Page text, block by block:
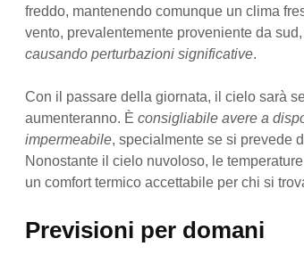
freddo, mantenendo comunque un clima
vento, prevalentemente proveniente da
causando perturbazioni significative.
Con il passare della giornata, il cielo sarà
aumenteranno. È consigliabile avere a
impermeabile, specialmente se si prevede
Nonostante il cielo nuvoloso, le
un comfort termico accettabile per chi si
Previsioni per domani